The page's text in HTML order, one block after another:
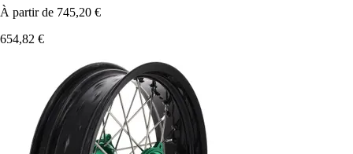
À partir de 745,20 €
654,82 €